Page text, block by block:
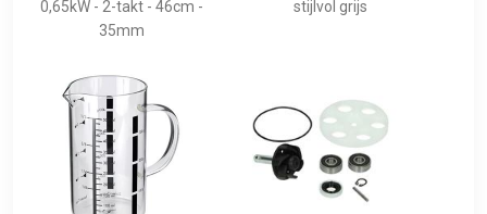
0,65kW - 2-takt - 46cm -
35mm
stijlvol grijs